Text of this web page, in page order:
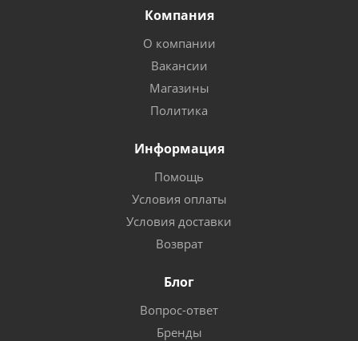
Компания
О компании
Вакансии
Магазины
Политика
Информация
Помощь
Условия оплаты
Условия доставки
Возврат
Блог
Вопрос-ответ
Бренды